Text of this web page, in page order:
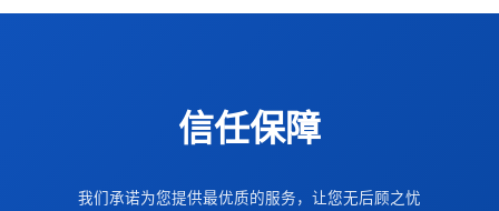
信任保障
我们承诺为您提供最优质的服务，让您无后顾之忧